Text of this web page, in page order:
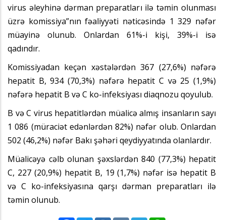
virus əleyhinə dərman preparatları ilə təmin olunması
üzrə komissiya”nın fəaliyyəti nəticəsində 1 329 nəfər
müayinə olunub. Onlardan 61%-i kişi, 39%-i isə
qadındır.
Komissiyadan keçən xəstələrdən 367 (27,6%) nəfərə
hepatit B, 934 (70,3%) nəfərə hepatit C və 25 (1,9%)
nəfərə hepatit B və C ko-infeksiyası diaqnozu qoyulub.
B və C virus hepatitlərdən müalicə almış insanların sayı
1 086 (müraciət edənlərdən 82%) nəfər olub. Onlardan
502 (46,2%) nəfər Bakı şəhəri qeydiyyatında olanlardır.
Müalicəyə cəlb olunan şəxslərdən 840 (77,3%) hepatit
C, 227 (20,9%) hepatit B, 19 (1,7%) nəfər isə hepatit B
və C ko-infeksiyasına qarşı dərman preparatları ilə
təmin olunub.